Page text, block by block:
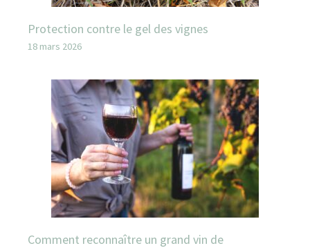
Protection contre le gel des vignes
18 mars 2026
Comment reconnaître un grand vin de